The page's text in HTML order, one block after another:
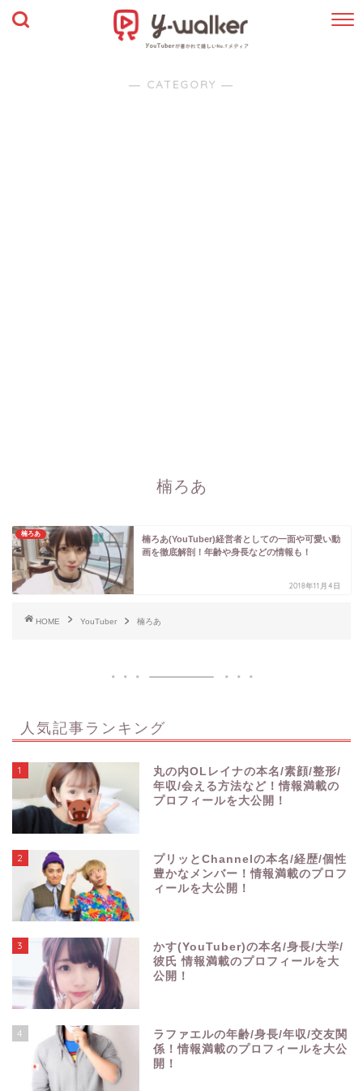
― CATEGORY ―
楠ろあ
楠ろあ
楠ろあ(YouTuber)経営者としての一面や可愛い動
画を徹底解剖！年齢や身長などの情報も！
2018年11月4日
HOME YouTuber 楠ろあ
人気記事ランキング
1
丸の内OLレイナの本名/素顔/整形/
年収/会える方法など！情報満載の
プロフィールを大公開！
2
プリッとChannelの本名/経歴/個性
豊かなメンバー！情報満載のプロフ
ィールを大公開！
3
かす(YouTuber)の本名/身長/大学/
彼氏 情報満載のプロフィールを大
公開！
4
ラファエルの年齢/身長/年収/交友関
係！情報満載のプロフィールを大公
開！